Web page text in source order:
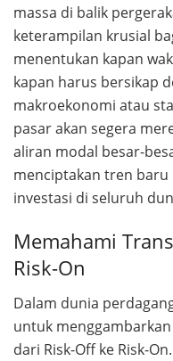
massa di balik
keterampilan krusial
menentukan kapan
kapan harus bersikap
makroekonomi atau
pasar akan segera
aliran modal besar-
menciptakan tren
investasi di seluruh
Memahami
Risk-On
Dalam dunia
untuk
dari Risk-Off ke Risk-